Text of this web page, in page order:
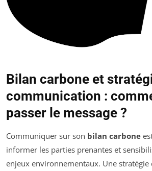
Bilan carbone et
communication :
passer le message ?
Communiquer sur son bilan carbone
informer les parties prenantes et
enjeux environnementaux. Une stratégie